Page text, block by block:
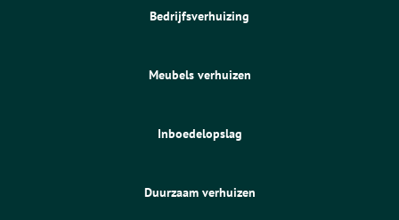
Bedrijfsverhuizing
Meubels verhuizen
Inboedelopslag
Duurzaam verhuizen